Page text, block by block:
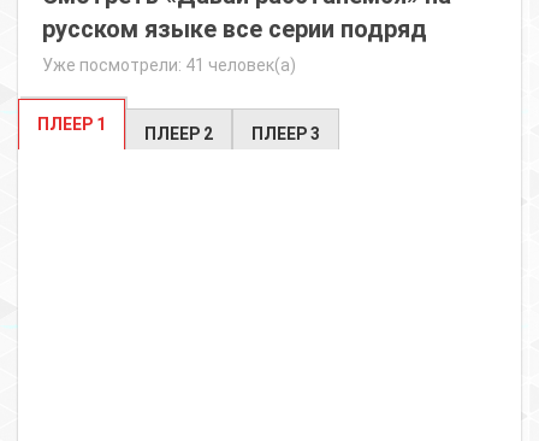
русском языке все серии подряд
Уже посмотрели: 41 человек(а)
ПЛЕЕР 1 ПЛЕЕР 2 ПЛЕЕР 3